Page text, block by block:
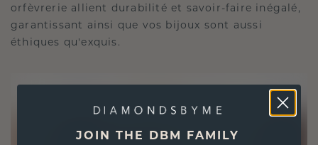
orfèvrerie allient durabilité et savoir-faire inégalé,
garantissant ainsi que vos bijoux sont aussi
éthiques qu'exquis.
JOIN THE DBM FAMILY